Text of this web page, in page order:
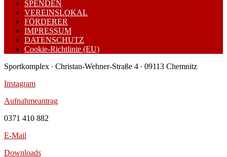
SPENDEN
VEREINSLOKAL
FÖRDERER
IMPRESSUM
DATENSCHUTZ
Cookie-Richtlinie (EU)
Sportkomplex ∙ Christan-Wehner-Straße 4 ∙ 09113 Chemnitz
Instagram
Aufnahmeantrag
0371 410 882
E-Mail
Downloads